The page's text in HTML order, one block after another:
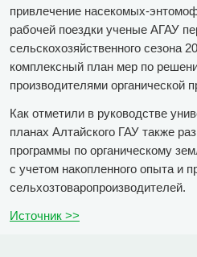
привлечение насекомых-
рабочей поездки ученые АГАУ
сельскохозяйственного сезона
комплексный план мер по
производителями органической
Как отметили в руководстве
планах Алтайского ГАУ также
программы по органическому
с учетом накопленного опыта и
сельхозтоваропроизводителей.
Источник >>